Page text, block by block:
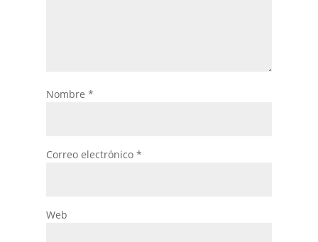
Nombre *
Correo electrónico *
Web